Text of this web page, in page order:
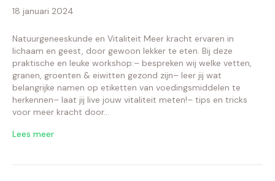
18 januari 2024
Natuurgeneeskunde en Vitaliteit Meer kracht ervaren in
lichaam en geest, door gewoon lekker te eten. Bij deze
praktische en leuke workshop:– bespreken wij welke vetten,
granen, groenten & eiwitten gezond zijn– leer jij wat
belangrijke namen op etiketten van voedingsmiddelen te
herkennen– laat jij live jouw vitaliteit meten!– tips en tricks
voor meer kracht door…
Lees meer